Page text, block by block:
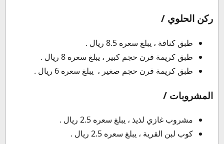
ركن الحلوي /
طبق كنافة ، يبلغ سعره 8.5 ريال .
طبق كريمة فرن حجم كبير ، يبلغ سعره 8 ريال .
طبق كريمة فرن حجم صغير ، يبلغ سعره 6 ريال .
المشروبات /
مشروب غازي لذيذ ، يبلغ سعره 2.5 ريال .
كوب لبن القرية ، يبلغ سعره 2.5 ريال .